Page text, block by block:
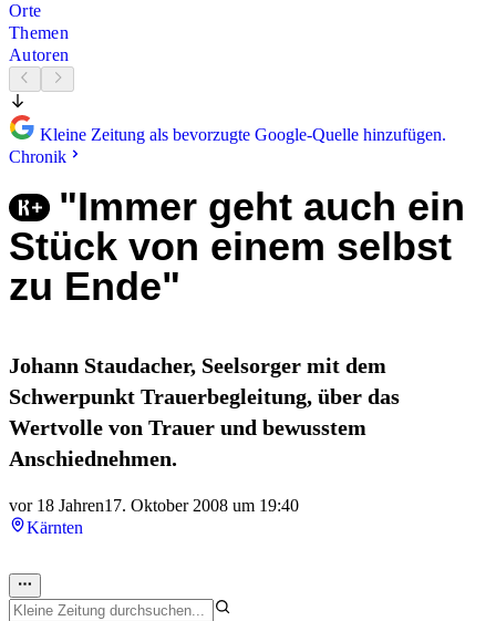
Orte
Themen
Autoren
Kleine Zeitung als bevorzugte Google-Quelle hinzufügen.
Chronik
"Immer geht auch ein
Stück von einem selbst
zu Ende"
Johann Staudacher, Seelsorger mit dem
Schwerpunkt Trauerbegleitung, über das
Wertvolle von Trauer und bewusstem
Anschiednehmen.
vor 18 Jahren17. Oktober 2008 um 19:40
Kärnten